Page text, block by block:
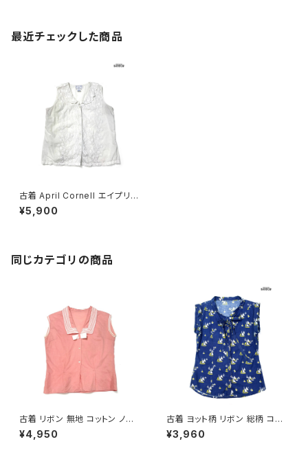
最近チェックした商品
古着 April Cornell エイプリル
コーネル 刺繍 コットン100％ ノ
ースリーブ ブラウス 白 (ttu250
¥5,900
同じカテゴリの商品
古着 リボン 無地 コットン ノー
スリーブ セーラー ブラウス ピン
ク (ta2607010)
¥4,950
古着 ヨット柄 リボン 総柄 コット
ン ノースリーブ シャツ 青 (ttu2
606013)
¥3,960